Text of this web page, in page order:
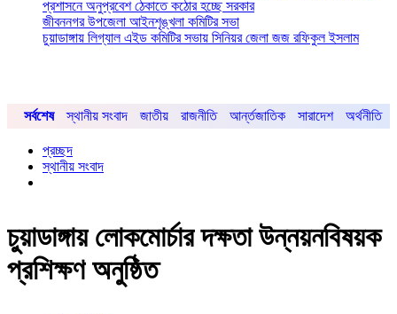
প্রশাসনে অনুপ্রবেশ ঠেকাতে কঠোর হচ্ছে সরকার
জীবননগর উপজেলা আইনশৃঙ্খলা কমিটির সভা
চুয়াডাঙ্গায় লিগ্যাল এইড কমিটির সভায় সিনিয়র জেলা জজ রফিকুল ইসলাম
সর্বশেষ স্থানীয় সংবাদ জাতীয় রাজনীতি আর্ন্তজাতিক সারাদেশ অর্থনীতি
প্রচ্ছদ
স্থানীয় সংবাদ
চুয়াডাঙ্গায় লোকমোর্চার দক্ষতা উন্নয়নবিষয়ক
প্রশিক্ষণ অনুষ্ঠিত